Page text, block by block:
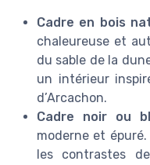
Cadre en bois
chaleureuse et
du sable de la
un intérieur
d’Arcachon.
Cadre noir ou
moderne et
les contrastes